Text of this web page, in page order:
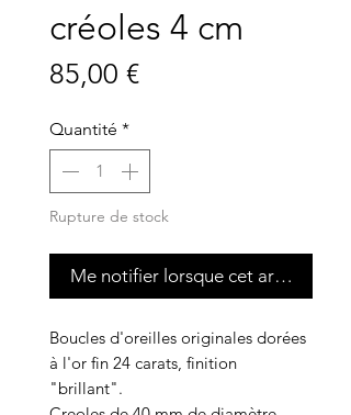
créoles 4 cm
85,00 €Prix
Quantité *
Rupture de stock
Me notifier lorsque cet article est
Boucles d'oreilles originales dorées
à l'or fin 24 carats, finition
"brillant".